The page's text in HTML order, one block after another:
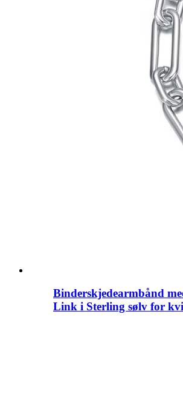
Binderskjedearmbånd
Link i Sterling sølv for